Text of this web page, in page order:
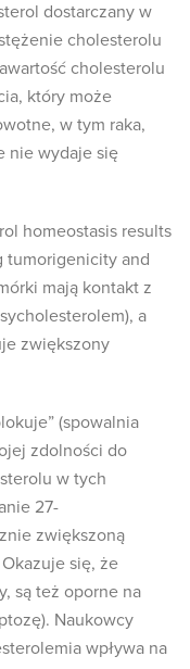
dostarczany w
cholesterolu
cholesterolu
który może
w tym raka,
nie wydaje się
homeostasis results
tumorigenicity and
mają kontakt z
a
zwiększony
(spowalnia
zdolności do
w tych
27-
zwiększoną
się, że
są też oporne na
Naukowcy
wpływa na